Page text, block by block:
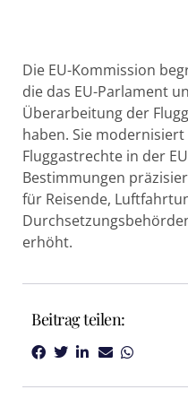
Die EU-Kommission
die das EU-Parlament
Überarbeitung der
haben. Sie
Fluggastrechte in der
Bestimmungen
für Reisende,
erhöht.
Beitrag teilen: